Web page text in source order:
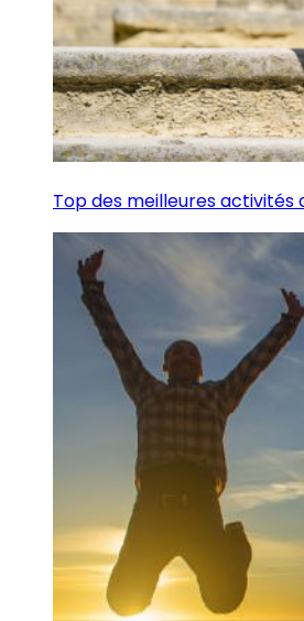
Top des meilleures activités